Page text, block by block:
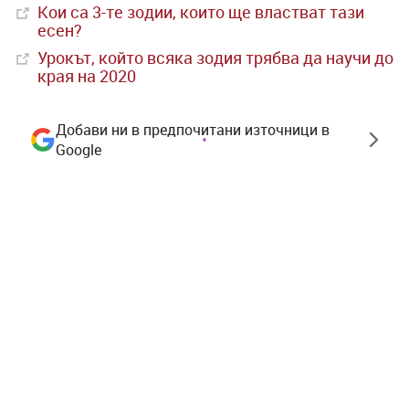
Кои са 3-те зодии, които ще властват тази
есен?
Урокът, който всяка зодия трябва да научи до
края на 2020
Добави ни в предпочитани източници в
Google